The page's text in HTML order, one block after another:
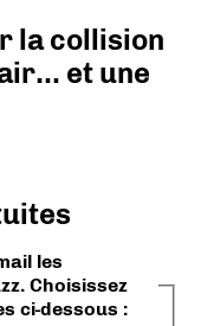
la collision
et une
les
Choisissez
ci-dessous :